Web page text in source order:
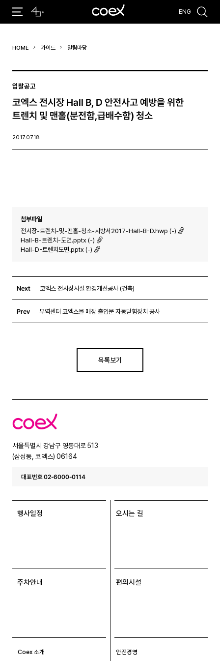
#코엑스 전시 #행사
ENG
HOME 가이드 알림마당
입찰공고
코엑스 전시장 Hall B, D 안전사고 예방을 위한
트렌치 및 맨홀(분전함,급배수함) 청소
2017.07.18
첨부파일
전시장-트렌치-및-맨홀-청소-시방서2017-Hall-B-D.hwp (-)
Hall-B-트렌치-도면.pptx (-)
Hall-D-트렌치도면.pptx (-)
Next 코엑스 전시장시설 환경개선공사 (건축)
Prev 무역센터 코엑스몰 매장 출입문 자동닫힘장치 공사
목록보기
코
엑
서울특별시 강남구 영동대로 513
(삼성동, 코엑스) 06164
대표번호 02-6000-0114
행사일정 오시는 길
주차안내 편의시설
Coex 소개 안전경영